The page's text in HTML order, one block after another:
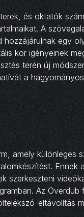
és oktatók
A
hozzájárulnak egy
kor igényeinek
terén új
a
amely különleges
Ennek
szerkeszteni
Az Overdub
eltávolítás